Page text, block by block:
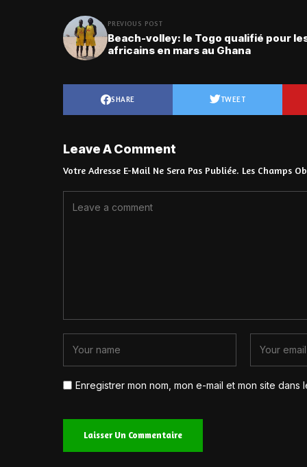
PREVIOUS POST
Beach-volley: le Togo qualifié pour
africains en mars au Ghana
SHARE TWEET
Leave A Comment
Votre Adresse E-Mail Ne Sera Pas Publiée. Les Champs
Enregistrer mon nom, mon e-mail et mon site